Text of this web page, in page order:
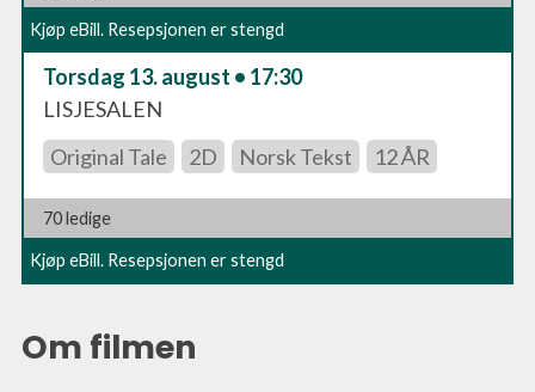
Kjøp eBill. Resepsjonen er stengd
Torsdag 13. august • 17:30
LISJESALEN
Original Tale
2D Norsk Tekst 12 ÅR
70 ledige
Kjøp eBill. Resepsjonen er stengd
Om filmen